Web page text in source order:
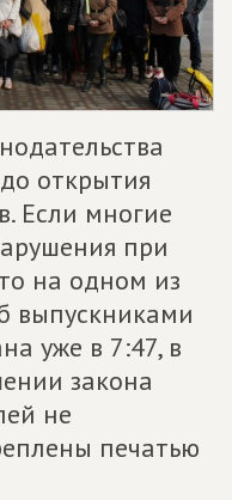
открытия
Если многие
при
на одном из
выпускниками
уже в 7:47, в
закона
не
печатью